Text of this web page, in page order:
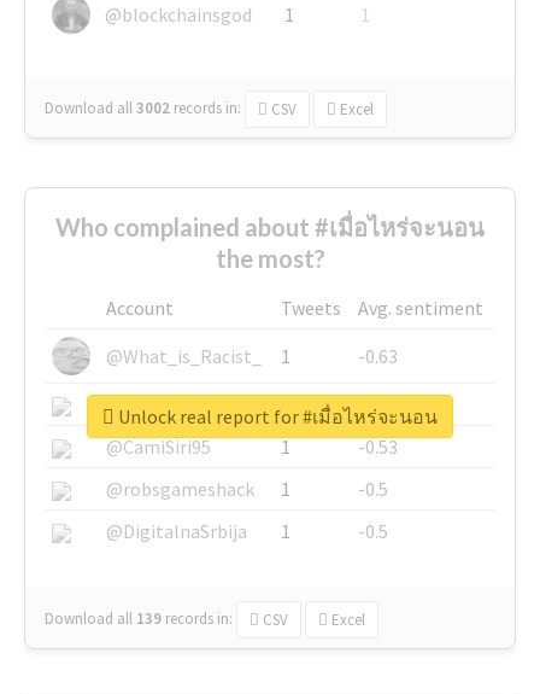
@blockchainsgod
1 1
Download all3002 records in: CSV Excel
Who complained about #เมื่อไหร่จะนอน
the most?
Account Tweets
Avg. sentiment
@What_is_Racist_
1
-0.63
@SkateChart
1
-0.6
@CamiSiri95
1
-0.53
@robsgameshack
1
-0.5
@DigitalnaSrbija
1 -0.5
Download all 139 records in: CSV Excel
Unlock real report for #เมื่อไหร่จะนอน